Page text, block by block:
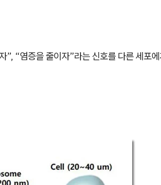
”, “염증을 줄이자”라는 신호를 다른 세포